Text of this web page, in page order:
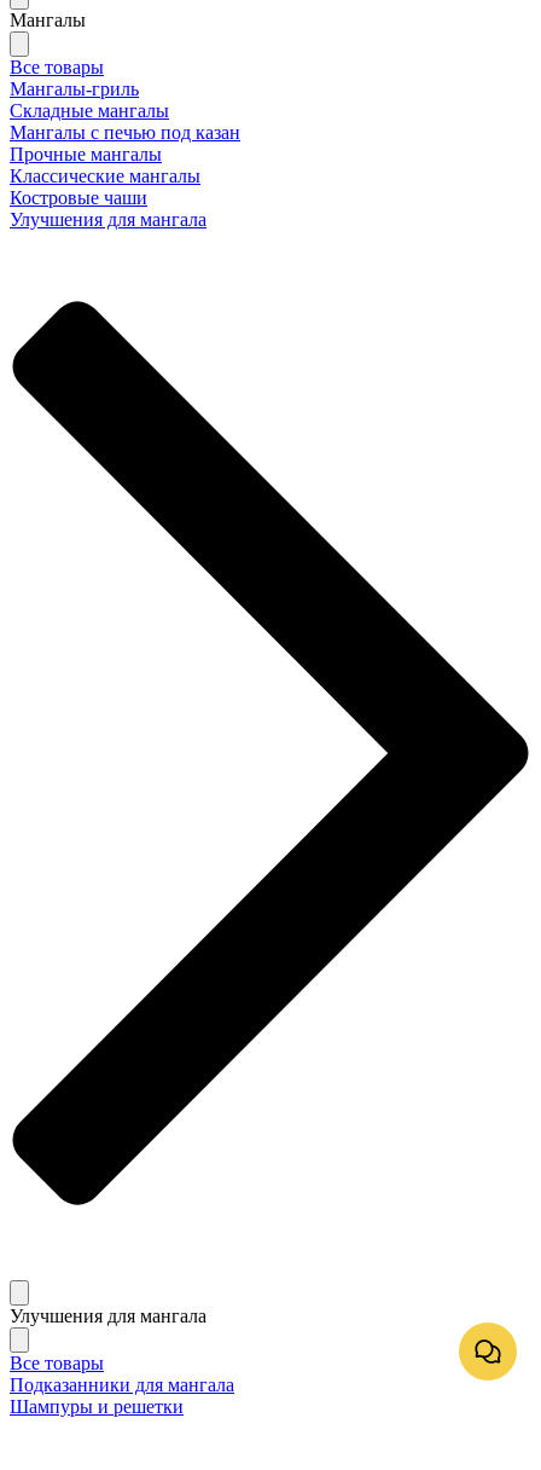
Мангалы
Все товары
Мангалы-гриль
Складные мангалы
Мангалы с печью под казан
Прочные мангалы
Классические мангалы
Костровые чаши
Улучшения для мангала
Улучшения для мангала
Все товары
Подказанники для мангала
Шампуры и решетки